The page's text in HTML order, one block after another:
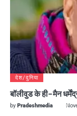
देश/दुनिया
बॉलीवुड के ही-मैन
by Pradeshmedia